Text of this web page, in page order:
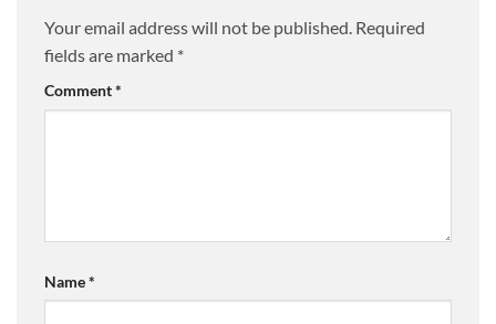
Your email address will not be published. Required
fields are marked *
Comment*
Name*